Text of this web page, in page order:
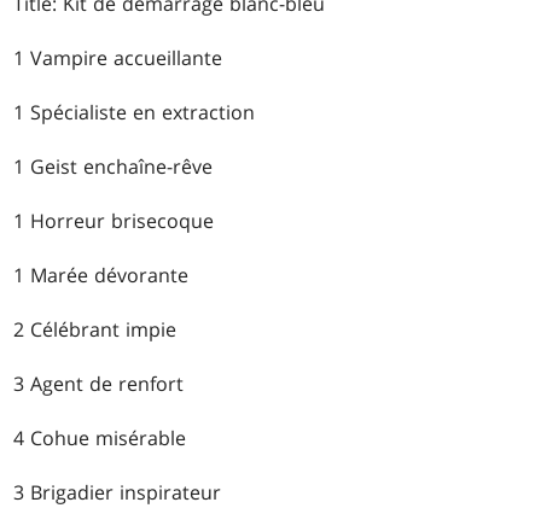
1 Vampire accueillante
1 Spécialiste en extraction
1 Geist enchaîne-rêve
1 Horreur brisecoque
1 Marée dévorante
2 Célébrant impie
3 Agent de renfort
4 Cohue misérable
3 Brigadier inspirateur